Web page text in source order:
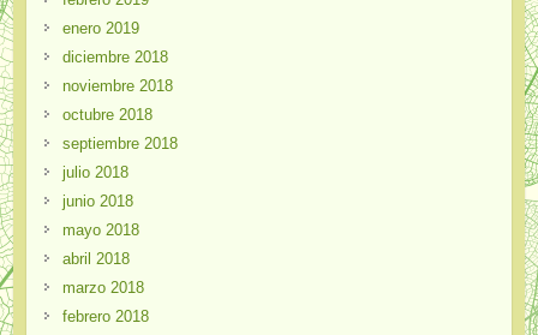
enero 2019
diciembre 2018
noviembre 2018
octubre 2018
septiembre 2018
julio 2018
junio 2018
mayo 2018
abril 2018
marzo 2018
febrero 2018